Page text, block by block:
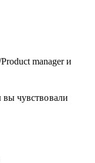
manager и
вы чувствовали